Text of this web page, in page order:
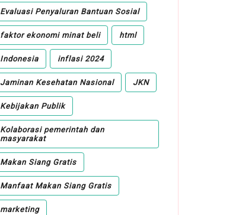
Evaluasi Penyaluran Bantuan Sosial
faktor ekonomi minat beli html
Indonesia inflasi 2024
Jaminan Kesehatan Nasional JKN
Kebijakan Publik
Kolaborasi pemerintah dan
masyarakat
Makan Siang Gratis
Manfaat Makan Siang Gratis
marketing